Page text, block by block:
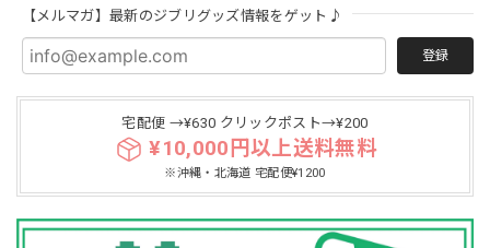
【メルマガ】最新のジブリグッズ情報をゲット♪
登録
宅配便 →¥630 クリックポスト→¥200
¥10,000円以上送料無料
※沖縄・北海道 宅配便¥1200